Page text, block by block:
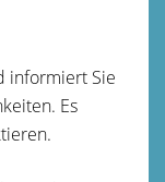
informiert Sie
Es